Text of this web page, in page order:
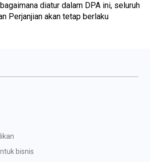
diatur dalam DPA ini, seluruh
Perjanjian akan tetap berlaku
bisnis